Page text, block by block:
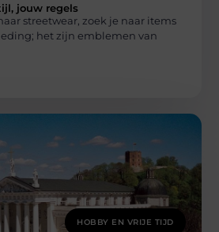
jouw regels
streetwear, zoek je naar items
het zijn emblemen van
HOBBY EN VRIJE TIJD